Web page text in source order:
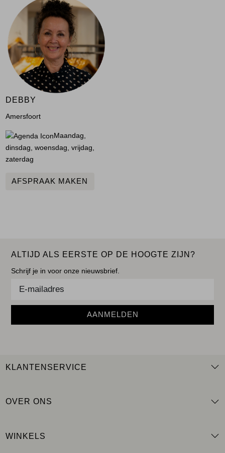
DEBBY
Amersfoort
Maandag,
dinsdag, woensdag, vrijdag,
zaterdag
AFSPRAAK MAKEN
ALTIJD ALS EERSTE OP DE HOOGTE ZIJN?
Schrijf je in voor onze nieuwsbrief.
AANMELDEN
KLANTENSERVICE
OVER ONS
WINKELS